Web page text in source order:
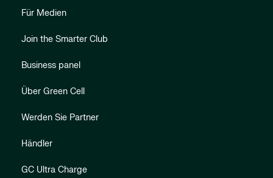
Für Medien
Join the Smarter Club
Business panel
Über Green Cell
Werden Sie Partner
Händler
GC Ultra Charge